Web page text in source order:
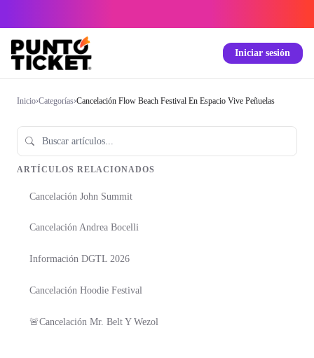
Iniciar sesión
Inicio›Categorías›Cancelación Flow Beach Festival En Espacio Vive Peñuelas
ARTÍCULOS RELACIONADOS
Cancelación John Summit
Cancelación Andrea Bocelli
Información DGTL 2026
Cancelación Hoodie Festival
🚨Cancelación Mr. Belt Y Wezol